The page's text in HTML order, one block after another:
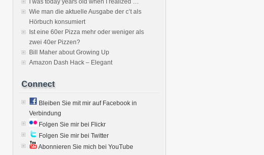
I was today years old when I realized …
Wie man die aktuelle Ausgabe der c’t als
Hörbuch konsumiert
Ist eine 60er Pizza mehr oder weniger als
zwei 40er Pizzen?
Bill Maher about Growing Up
Amazon Dash Hack – Elegant
Connect
Bleiben Sie mit mir auf Facebook in
Verbindung
Folgen Sie mir bei Flickr
Folgen Sie mir bei Twitter
Abonnieren Sie mich bei YouTube